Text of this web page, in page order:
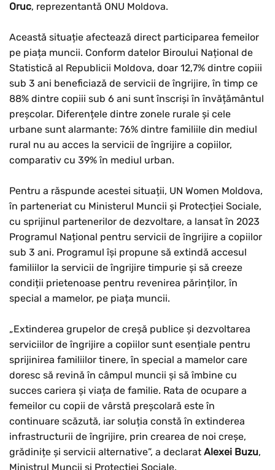
Oruc, reprezentantă ONU Moldova.
Această situație afectează direct participarea femeilor
pe piața muncii. Conform datelor Biroului Național de
Statistică al Republicii Moldova, doar 12,7% dintre copiii
sub 3 ani beneficiază de servicii de îngrijire, în timp ce
88% dintre copiii sub 6 ani sunt înscriși în învățământul
preșcolar. Diferențele dintre zonele rurale și cele
urbane sunt alarmante: 76% dintre familiile din mediul
rural nu au acces la servicii de îngrijire a copiilor,
comparativ cu 39% în mediul urban.
Pentru a răspunde acestei situații, UN Women Moldova,
în parteneriat cu Ministerul Muncii și Protecției Sociale,
cu sprijinul partenerilor de dezvoltare, a lansat în 2023
Programul Național pentru servicii de îngrijire a copiilor
sub 3 ani. Programul își propune să extindă accesul
familiilor la servicii de îngrijire timpurie și să creeze
condiții prietenoase pentru revenirea părinților, în
special a mamelor, pe piața muncii.
„Extinderea grupelor de creșă publice și dezvoltarea
serviciilor de îngrijire a copiilor sunt esențiale pentru
sprijinirea familiilor tinere, în special a mamelor care
doresc să revină în câmpul muncii și să îmbine cu
succes cariera și viața de familie. Rata de ocupare a
femeilor cu copii de vârstă preșcolară este în
continuare scăzută, iar soluția constă în extinderea
infrastructurii de îngrijire, prin crearea de noi creșe,
grădinițe și servicii alternative”, a declarat Alexei Buzu,
Ministrul Muncii și Protecției Sociale.